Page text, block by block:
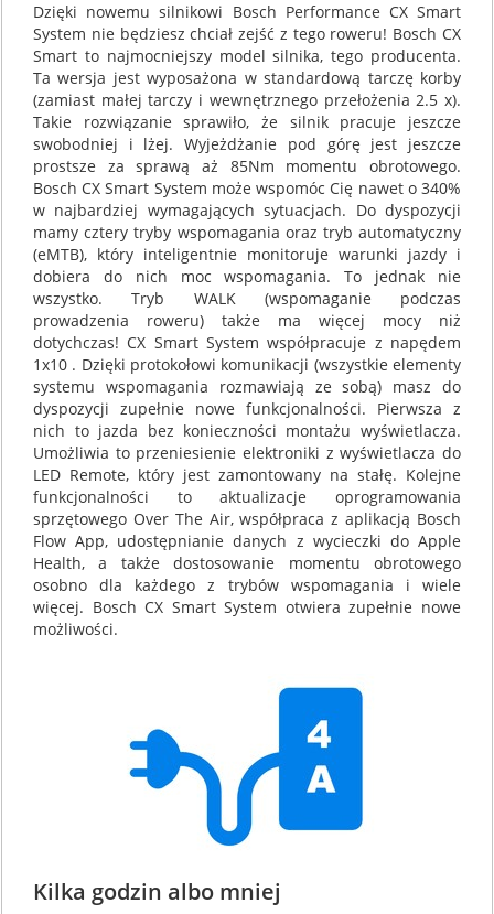
Dzięki nowemu silnikowi Bosch Performance CX Smart
System nie będziesz chciał zejść z tego roweru! Bosch CX
Smart to najmocniejszy model silnika, tego producenta.
Ta wersja jest wyposażona w standardową tarczę korby
(zamiast małej tarczy i wewnętrznego przełożenia 2.5 x).
Takie rozwiązanie sprawiło, że silnik pracuje jeszcze
swobodniej i lżej. Wyjeżdżanie pod górę jest jeszcze
prostsze za sprawą aż 85Nm momentu obrotowego.
Bosch CX Smart System może wspomóc Cię nawet o 340%
w najbardziej wymagających sytuacjach. Do dyspozycji
mamy cztery tryby wspomagania oraz tryb automatyczny
(eMTB), który inteligentnie monitoruje warunki jazdy i
dobiera do nich moc wspomagania. To jednak nie
wszystko. Tryb WALK (wspomaganie podczas
prowadzenia roweru) także ma więcej mocy niż
dotychczas! CX Smart System współpracuje z napędem
1x10 . Dzięki protokołowi komunikacji (wszystkie elementy
systemu wspomagania rozmawiają ze sobą) masz do
dyspozycji zupełnie nowe funkcjonalności. Pierwsza z
nich to jazda bez konieczności montażu wyświetlacza.
Umożliwia to przeniesienie elektroniki z wyświetlacza do
LED Remote, który jest zamontowany na stałę. Kolejne
funkcjonalności to aktualizacje oprogramowania
sprzętowego Over The Air, współpraca z aplikacją Bosch
Flow App, udostępnianie danych z wycieczki do Apple
Health, a także dostosowanie momentu obrotowego
osobno dla każdego z trybów wspomagania i wiele
więcej. Bosch CX Smart System otwiera zupełnie nowe
możliwości.
Kilka godzin albo mniej